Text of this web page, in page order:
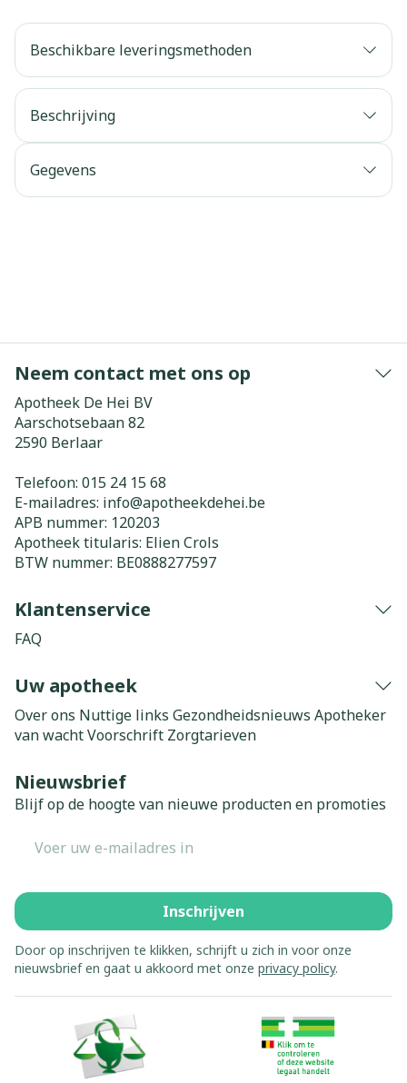
Beschikbare leveringsmethoden
Beschrijving
Gegevens
Neem contact met ons op
Apotheek De Hei BV
Aarschotsebaan 82
2590 Berlaar
Telefoon: 015 24 15 68
E-mailadres: info@apotheekdehei.be
APB nummer: 120203
Apotheek titularis: Elien Crols
BTW nummer: BE0888277597
Klantenservice
FAQ
Uw apotheek
Over ons Nuttige links Gezondheidsnieuws Apotheker
van wachtVoorschrift Zorgtarieven
Nieuwsbrief
Blijf op de hoogte van nieuwe producten en promoties
Inschrijven
Door op inschrijven te klikken, schrijft u zich in voor onze
nieuwsbrief en gaat u akkoord met onze privacy policy.